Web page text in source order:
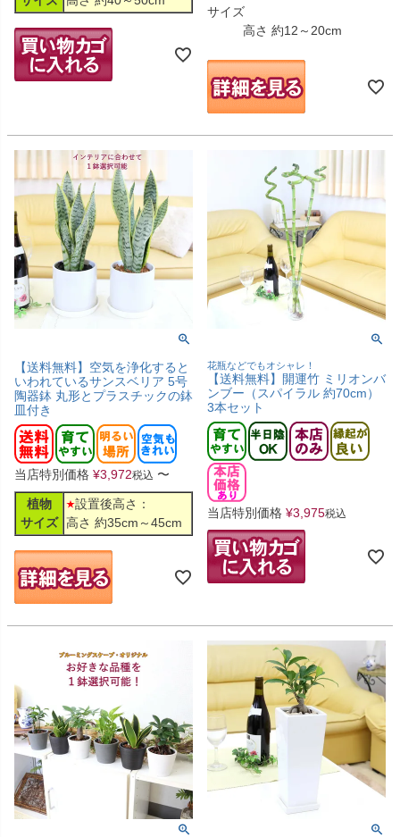
サイズ
高さ 約12～20cm
【送料無料】空気を浄化すると
いわれているサンスベリア 5号
陶器鉢 丸形とプラスチックの鉢
皿付き
当店特別価格 ¥3,972税込 〜
植物
サイズ
設置後高さ：
高さ 約35cm～45cm
花瓶などでもオシャレ！
【送料無料】開運竹 ミリオンバ
ンブー（スパイラル 約70cm）
3本セット
当店特別価格 ¥3,975税込